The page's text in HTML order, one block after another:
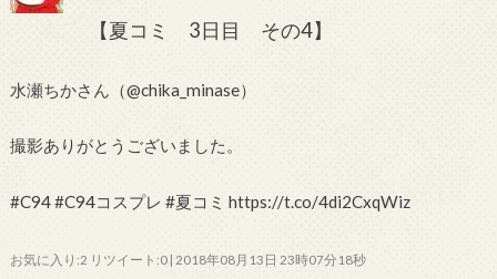
【夏コミ 3日目 その4】
水瀬ちかさん（@chika_minase）
撮影ありがとうございました。
#C94 #C94コスプレ #夏コミ https://t.co/4di2CxqWiz
お気に入り:2 リツイート:0 | 2018年08月13日 23時07分18秒